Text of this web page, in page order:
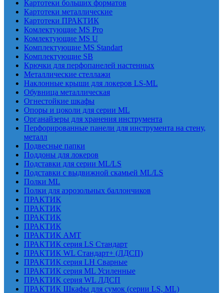
Картотеки больших форматов
Картотеки металлические
Картотеки ПРАКТИК
Комлектующие MS Pro
Комлектующие MS U
Комплектующие MS Standart
Комплектующие SB
Крючки для перфопанелей настенных
Металлические стеллажи
Наклонные крыши для локеров LS-ML
Обувница металлическая
Огнестойкие шкафы
Опоры и цоколи для серии ML
Органайзеры для хранения инструмента
Перфорированные панели для инструмента на стену,
металл
Подвесные папки
Поддоны для локеров
Подставки для серии ML/LS
Подставки с выдвижной скамьей ML/LS
Полки ML
Полки для аэрозольных баллончиков
ПРАКТИК
ПРАКТИК
ПРАКТИК
ПРАКТИК
ПРАКТИК AMT
ПРАКТИК cерия LS Стандарт
ПРАКТИК WL Стандарт+ (ЛДСП)
ПРАКТИК серия LH Сварные
ПРАКТИК серия ML Усиленные
ПРАКТИК серия WL ЛДСП
ПРАКТИК Шкафы для сумок (серии LS, ML)